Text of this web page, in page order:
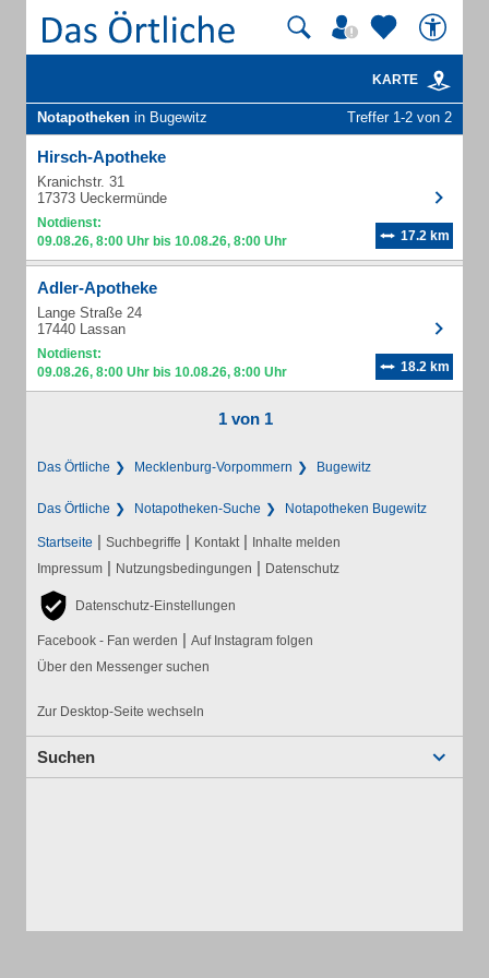
KARTE
Notapotheken in Bugewitz Treffer 1-2 von 2
Hirsch-Apotheke
Kranichstr. 31
17373 Ueckermünde
Notdienst:
09.08.26, 8:00 Uhr bis 10.08.26, 8:00 Uhr
17.2 km
Adler-Apotheke
Lange Straße 24
17440 Lassan
Notdienst:
09.08.26, 8:00 Uhr bis 10.08.26, 8:00 Uhr
18.2 km
1 von 1
Das Örtliche Mecklenburg-Vorpommern Bugewitz
Das Örtliche Notapotheken-Suche Notapotheken Bugewitz
Startseite | Suchbegriffe | Kontakt | Inhalte melden
Impressum | Nutzungsbedingungen | Datenschutz
Datenschutz-Einstellungen
Facebook - Fan werden | Auf Instagram folgen
Über den Messenger suchen
Zur Desktop-Seite wechseln
Suchen